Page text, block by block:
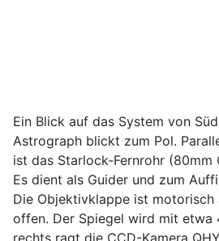
Ein Blick auf das System von
Astrograph blickt zum Pol.
ist das Starlock-Fernrohr
Es dient als Guider und zum
Die Objektivklappe ist motorisch
offen. Der Spiegel wird mit etwa
rechts ragt die CCD-Kamera